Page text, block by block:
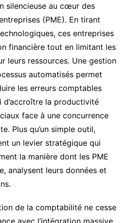
silencieuse au cœur des
(PME). En tirant
ces entreprises
financière tout en limitant les
leurs ressources. Une gestion
automatisés permet
les erreurs comptables
d’accroître la productivité
face à une concurrence
Plus qu’un simple outil,
un levier stratégique qui
la manière dont les PME
analysent leurs données et
de la comptabilité ne cesse
avec l’intégration massive